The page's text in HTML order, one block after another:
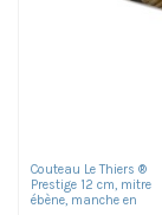
Couteau Le Thiers ®
Prestige 12 cm, mitre
ébène, manche en